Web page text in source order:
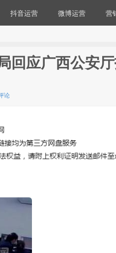
抖音运营 微博运营 营
回应广西公安
论